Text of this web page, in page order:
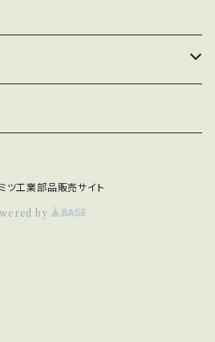
ツ工業部品販売サイト
by